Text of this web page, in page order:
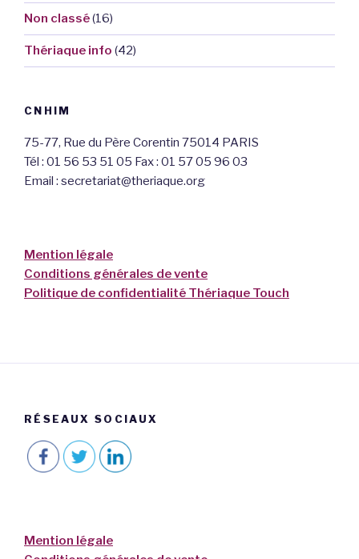
Non classé(16)
Thériaque info (42)
CNHIM
75-77, Rue du Père Corentin 75014 PARIS
Tél : 01 56 53 51 05 Fax : 01 57 05 96 03
Email : secretariat@theriaque.org
Mention légale
Conditions générales de vente
Politique de confidentialité Thériaque Touch
RÉSEAUX SOCIAUX
Mention légale